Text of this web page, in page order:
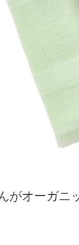
がオーガニ